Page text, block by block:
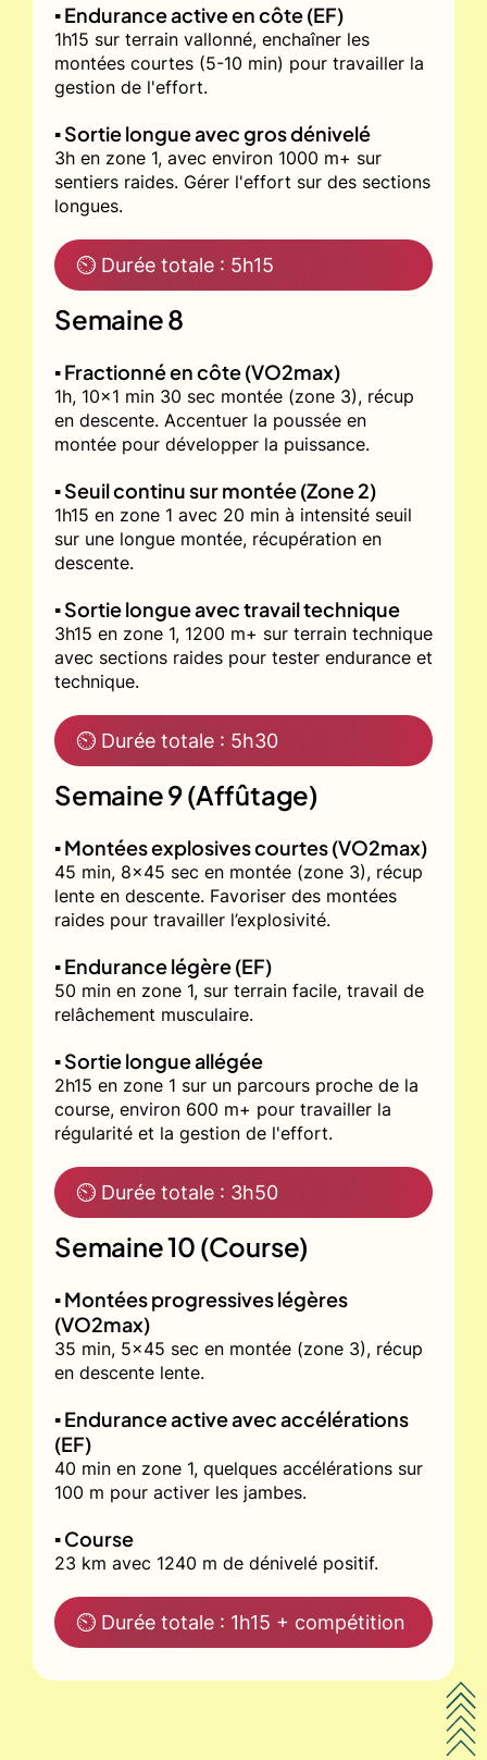
▪️ Endurance active en côte (EF)
1h15 sur terrain vallonné, enchaîner les
montées courtes (5-10 min) pour travailler la
gestion de l'effort.
▪️ Sortie longue avec gros dénivelé
3h en zone 1, avec environ 1000 m+ sur
sentiers raides. Gérer l'effort sur des sections
longues.
⏲ Durée totale : 5h15
Semaine 8
▪️ Fractionné en côte (VO2max)
1h, 10x1 min 30 sec montée (zone 3), récup
en descente. Accentuer la poussée en
montée pour développer la puissance.
▪️ Seuil continu sur montée (Zone 2)
1h15 en zone 1 avec 20 min à intensité seuil
sur une longue montée, récupération en
descente.
▪️ Sortie longue avec travail technique
3h15 en zone 1, 1200 m+ sur terrain technique
avec sections raides pour tester endurance et
technique.
⏲ Durée totale : 5h30
Semaine 9 (Affûtage)
▪️ Montées explosives courtes (VO2max)
45 min, 8x45 sec en montée (zone 3), récup
lente en descente. Favoriser des montées
raides pour travailler l’explosivité.
▪️ Endurance légère (EF)
50 min en zone 1, sur terrain facile, travail de
relâchement musculaire.
▪️ Sortie longue allégée
2h15 en zone 1 sur un parcours proche de la
course, environ 600 m+ pour travailler la
régularité et la gestion de l'effort.
⏲ Durée totale : 3h50
Semaine 10 (Course)
▪️ Montées progressives légères
(VO2max)
35 min, 5x45 sec en montée (zone 3), récup
en descente lente.
▪️ Endurance active avec accélérations
(EF)
40 min en zone 1, quelques accélérations sur
100 m pour activer les jambes.
▪️ Course
23 km avec 1240 m de dénivelé positif.
⏲ Durée totale : 1h15 + compétition